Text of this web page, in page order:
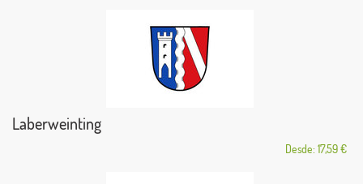
Laberweinting
Desde: 17,59 €